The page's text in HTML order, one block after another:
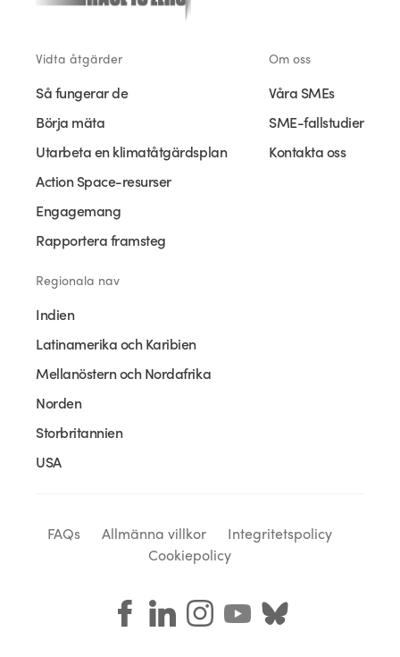
Vidta åtgärder
Så fungerar de
Börja mäta
Utarbeta en klimatåtgärdsplan
Action Space-resurser
Engagemang
Rapportera framsteg
Om oss
Våra SMEs
SME-fallstudier
Kontakta oss
Regionala nav
Indien
Latinamerika och Karibien
Mellanöstern och Nordafrika
Norden
Storbritannien
USA
FAQs Allmänna villkor
Integritetspolicy
Cookiepolicy